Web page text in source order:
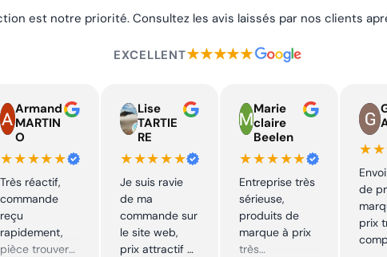
est notre priorité. Consultez les avis laissés par nos clients
EXCELLENT★★★★★
Armand
MARTIN
O
★★★★★
Très réactif,
commande
reçu
rapidement,
pièce trouver
Lise
TARTIE
RE
★★★★★
Je suis ravie
de ma
commande sur
le site web,
prix attractif et
Marie
claire
Beelen
★★★★★
Entreprise très
sérieuse,
produits de
marque à prix
très
de
prix